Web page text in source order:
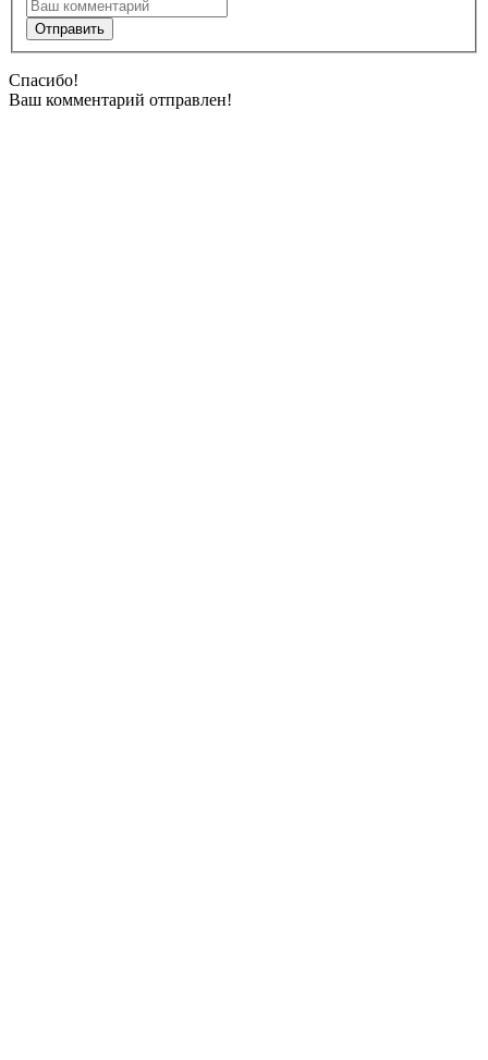
Спасибо!
Ваш комментарий отправлен!